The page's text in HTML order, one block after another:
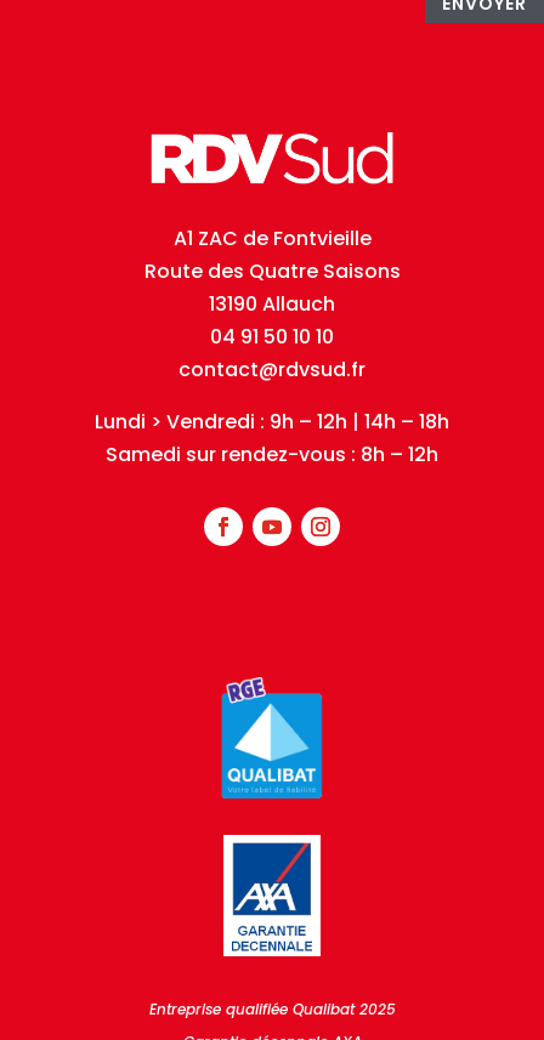
A1 ZAC de Fontvieille
Route des Quatre Saisons
13190 Allauch
04 91 50 10 10
contact@rdvsud.fr
Lundi > Vendredi : 9h – 12h | 14h – 18h
Samedi sur rendez-vous : 8h – 12h
Entreprise qualifiée Qualibat 2025